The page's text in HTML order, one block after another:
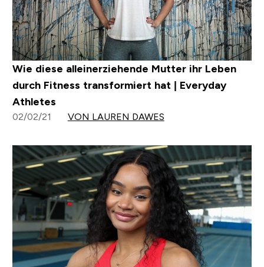
Wie diese alleinerziehende Mutter ihr Leben
durch Fitness transformiert hat | Everyday
Athletes
02/02/21 VON LAUREN DAWES